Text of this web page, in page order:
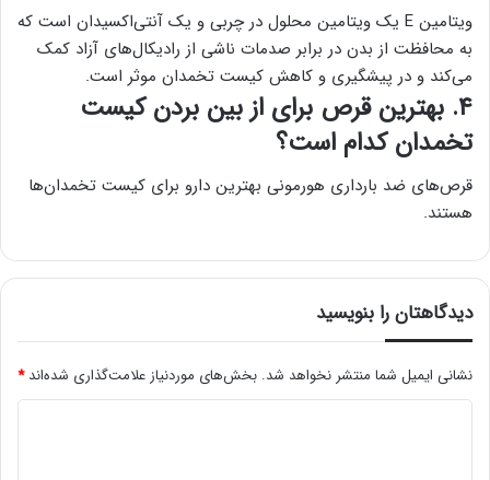
ویتامین E یک ویتامین محلول در چربی و یک آنتی‌اکسیدان است که
به محافظت از بدن در برابر صدمات ناشی از رادیکال‌های آزاد کمک
می‌کند و در پیشگیری و کاهش کیست تخمدان موثر است.
۴. بهترین قرص برای از بین بردن کیست
تخمدان کدام است؟
قرص‌های ضد بارداری هورمونی بهترین دارو برای کیست تخمدان‌ها
هستند.
دیدگاهتان را بنویسید
نشانی ایمیل شما منتشر نخواهد شد. بخش‌های موردنیاز علامت‌گذاری شده‌اند*